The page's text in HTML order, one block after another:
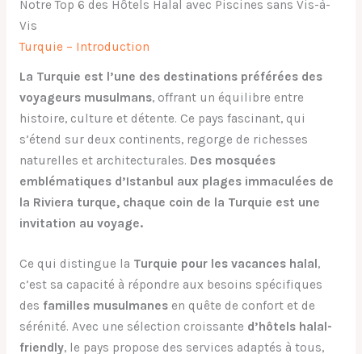
Turquie – Introduction
La Turquie est l’une des destinations préférées des
voyageurs musulmans, offrant un équilibre entre
histoire, culture et détente. Ce pays fascinant, qui
s’étend sur deux continents, regorge de richesses
naturelles et architecturales. Des mosquées
emblématiques d’Istanbul aux plages immaculées de
la Riviera turque, chaque coin de la Turquie est une
invitation au voyage.
Ce qui distingue la Turquie pour les vacances halal ,
c’est sa capacité à répondre aux besoins spécifiques
des familles musulmanesen quête de confort et de
sérénité. Avec une sélection croissante d’hôtels halal-
friendly, le pays propose des services adaptés à tous,